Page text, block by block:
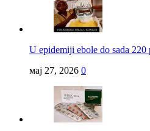
U epidemiji ebole do sada 220
мај 27, 2026 0